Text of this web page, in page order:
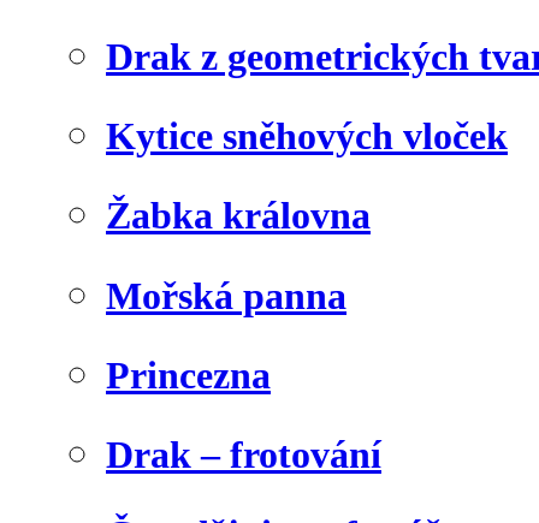
Drak z geometrických
Kytice sněhových vloček
Žabka královna
Mořská panna
Princezna
Drak – frotování